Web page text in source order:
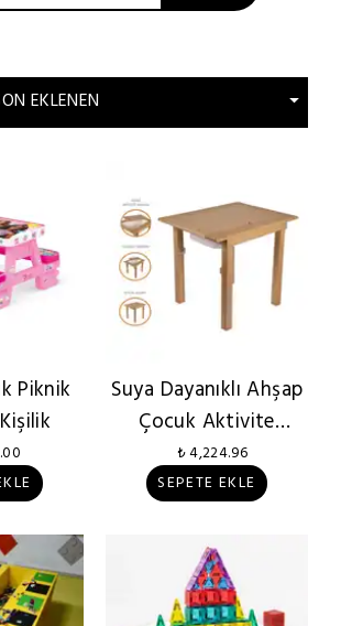
Piknik
Suya Dayanıklı Ahşap
Çocuk Aktivite
Masası
₺ 4,224.96
SEPETE EKLE